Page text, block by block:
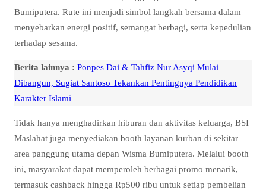
Bumiputera. Rute ini menjadi simbol langkah bersama dalam
menyebarkan energi positif, semangat berbagi, serta kepedulian
terhadap sesama.
Berita lainnya : Ponpes Dai & Tahfiz Nur Asyqi Mulai
Dibangun, Sugiat Santoso Tekankan Pentingnya Pendidikan
Karakter Islami
Tidak hanya menghadirkan hiburan dan aktivitas keluarga, BSI
Maslahat juga menyediakan booth layanan kurban di sekitar
area panggung utama depan Wisma Bumiputera. Melalui booth
ini, masyarakat dapat memperoleh berbagai promo menarik,
termasuk cashback hingga Rp500 ribu untuk setiap pembelian